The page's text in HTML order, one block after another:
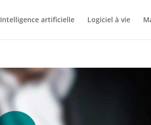
Intelligence artificielle Logiciel à vie